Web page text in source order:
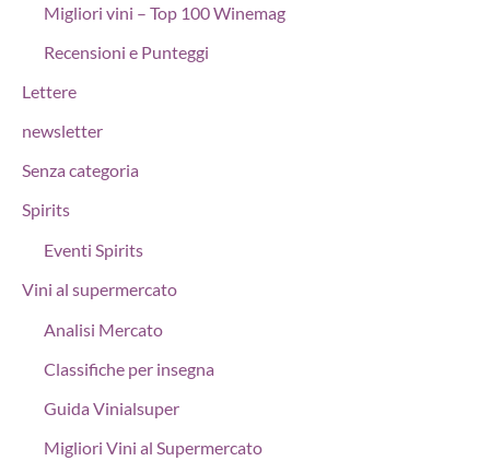
Migliori vini – Top 100 Winemag
Recensioni e Punteggi
Lettere
newsletter
Senza categoria
Spirits
Eventi Spirits
Vini al supermercato
Analisi Mercato
Classifiche per insegna
Guida Vinialsuper
Migliori Vini al Supermercato